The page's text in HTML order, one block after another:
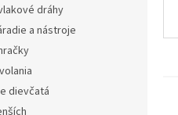
dráhy
a nástroje
dievčatá